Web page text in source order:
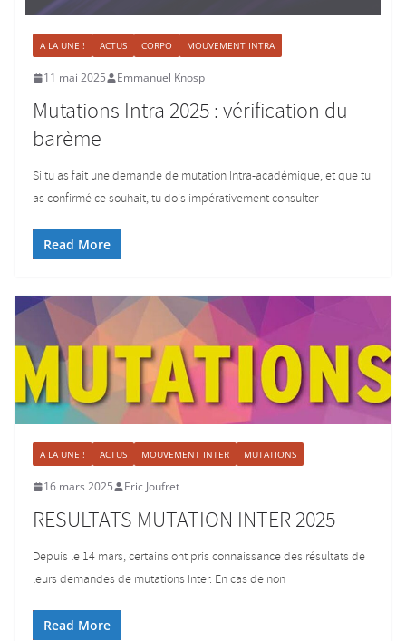
A LA UNE ! ACTUS CORPO MOUVEMENT INTRA
11 mai 2025 Emmanuel Knosp
Mutations Intra 2025 : vérification du
barème
Si tu as fait une demande de mutation Intra-académique, et que tu
as confirmé ce souhait, tu dois impérativement consulter
Read More
A LA UNE ! ACTUS MOUVEMENT INTER MUTATIONS
16 mars 2025 Eric Joufret
RESULTATS MUTATION INTER 2025
Depuis le 14 mars, certains ont pris connaissance des résultats de
leurs demandes de mutations Inter. En cas de non
Read More